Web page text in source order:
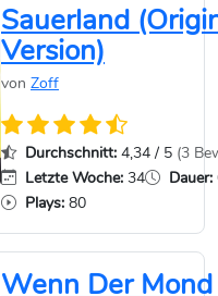
Sauerland
Version)
von Zoff
Durchschnitt: 4,34 / 5 (3
Letzte Woche: 34 Dauer:
Plays: 80
Wenn Der